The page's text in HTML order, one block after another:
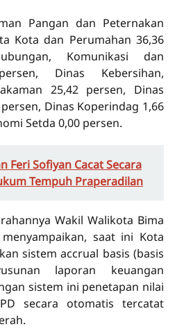
Pangan dan Peternakan
Kota dan Perumahan 36,36
Komunikasi dan
Dinas Kebersihan,
25,42 persen, Dinas
Dinas Koperindag 1,66
Setda 0,00 persen.
Feri Sofiyan Cacat Secara
Tempuh Praperadilan
Wakil Walikota Bima
saat ini Kota
sistem accrual basis (basis
laporan keuangan
sistem ini penetapan nilai
secara otomatis tercatat